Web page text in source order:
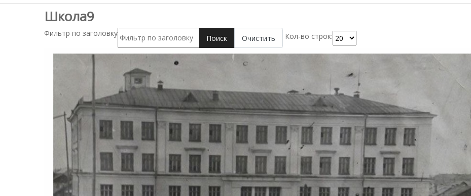
Школа9
Фильтр по заголовку Поиск Очистить Кол-во строк: